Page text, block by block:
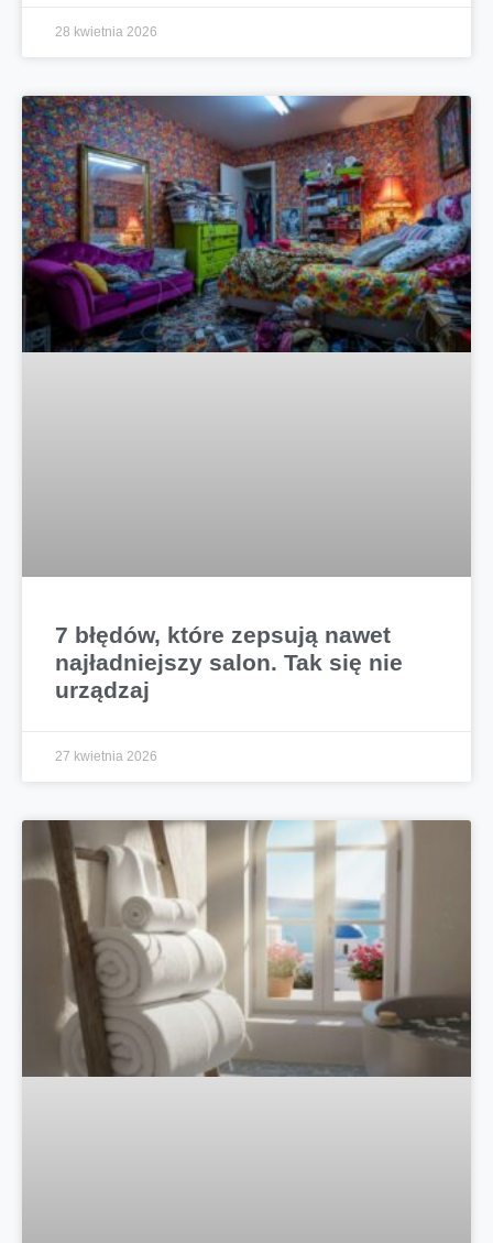
28 kwietnia 2026
7 błędów, które zepsują nawet
najładniejszy salon. Tak się nie
urządzaj
27 kwietnia 2026